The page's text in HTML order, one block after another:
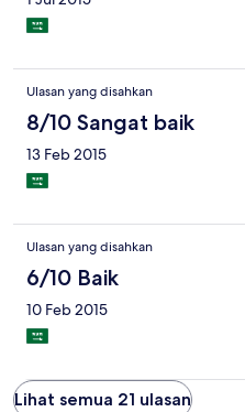
Ulasan yang disahkan
8/10 Sangat baik
13 Feb 2015
Ulasan yang disahkan
6/10 Baik
10 Feb 2015
Lihat semua 21 ulasan